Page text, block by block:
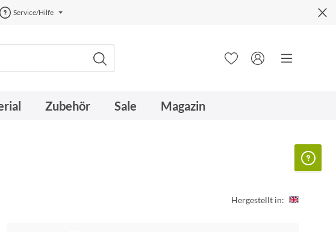
Service/Hilfe
Zubehör Sale Magazin
Hergestellt in: